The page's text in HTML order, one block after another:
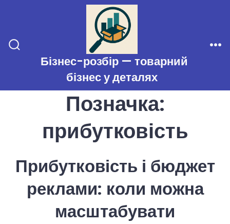
вмісту
Перемикач
пошукуБізнес-розбір — товарний
бізнес у деталях
Позначка:
прибутковість
Прибутковість і бюджет
реклами: коли можна
масштабувати